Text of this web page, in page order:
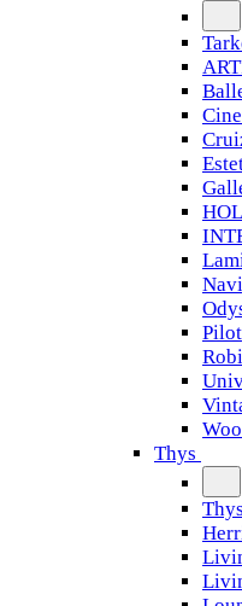
Pilot
Thys
Thys